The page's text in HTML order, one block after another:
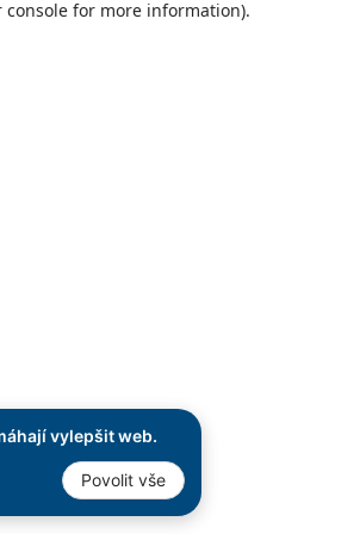
vylepšit web.
Povolit vše
console for more information).